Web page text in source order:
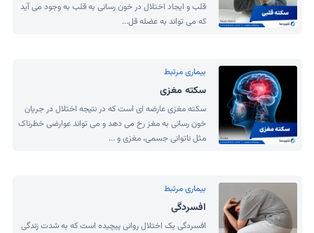
قلب و ایجاد اختلال در خون رسانی به قلب به وجود می آید
که می تواند به عضله قل...
بیماری مرتبط
سکته مغزی
سکته مغزی عارضه ای است که در نتیجه اختلال در جریان
خون رسانی به مغز رخ می دهد و می تواند عوارضی خطرناک
مثل ناتوانی جسمی، مغزی و ...
بیماری مرتبط
افسردگی
افسردگی یک اختلال روانی پیچیده است که به شدت زندگی